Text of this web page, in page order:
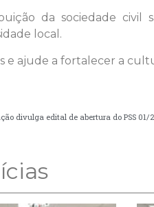
da sociedade civil
local.
e ajude a fortalecer a